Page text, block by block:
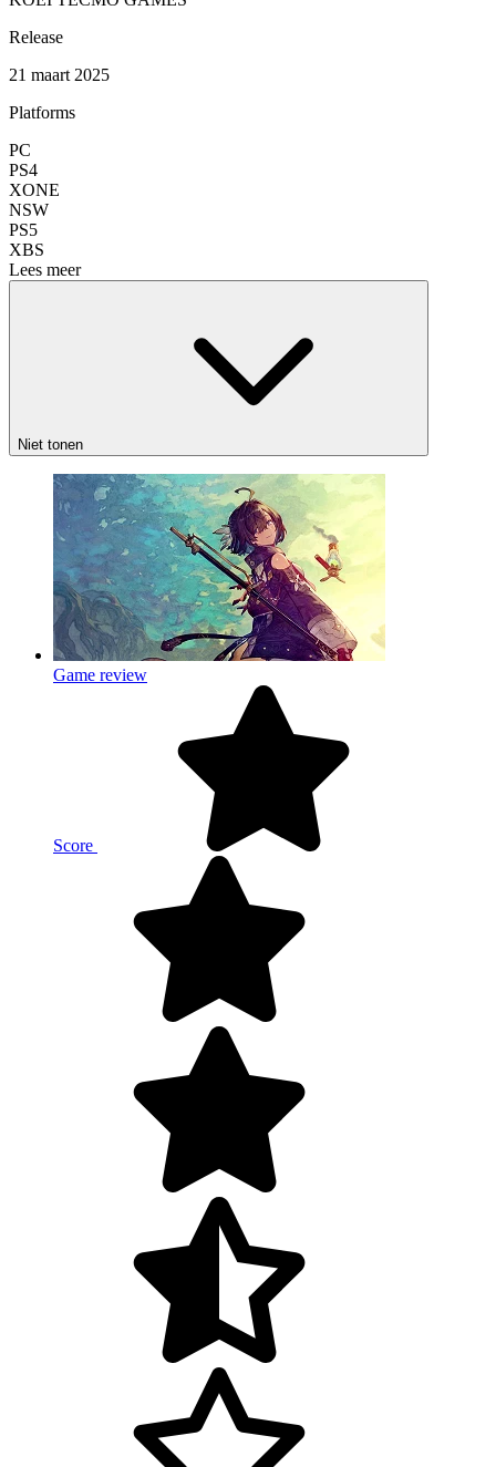
Release
21 maart 2025
Platforms
PC
PS4
XONE
NSW
PS5
XBS
Lees meer
Niet tonen
Game review
Score